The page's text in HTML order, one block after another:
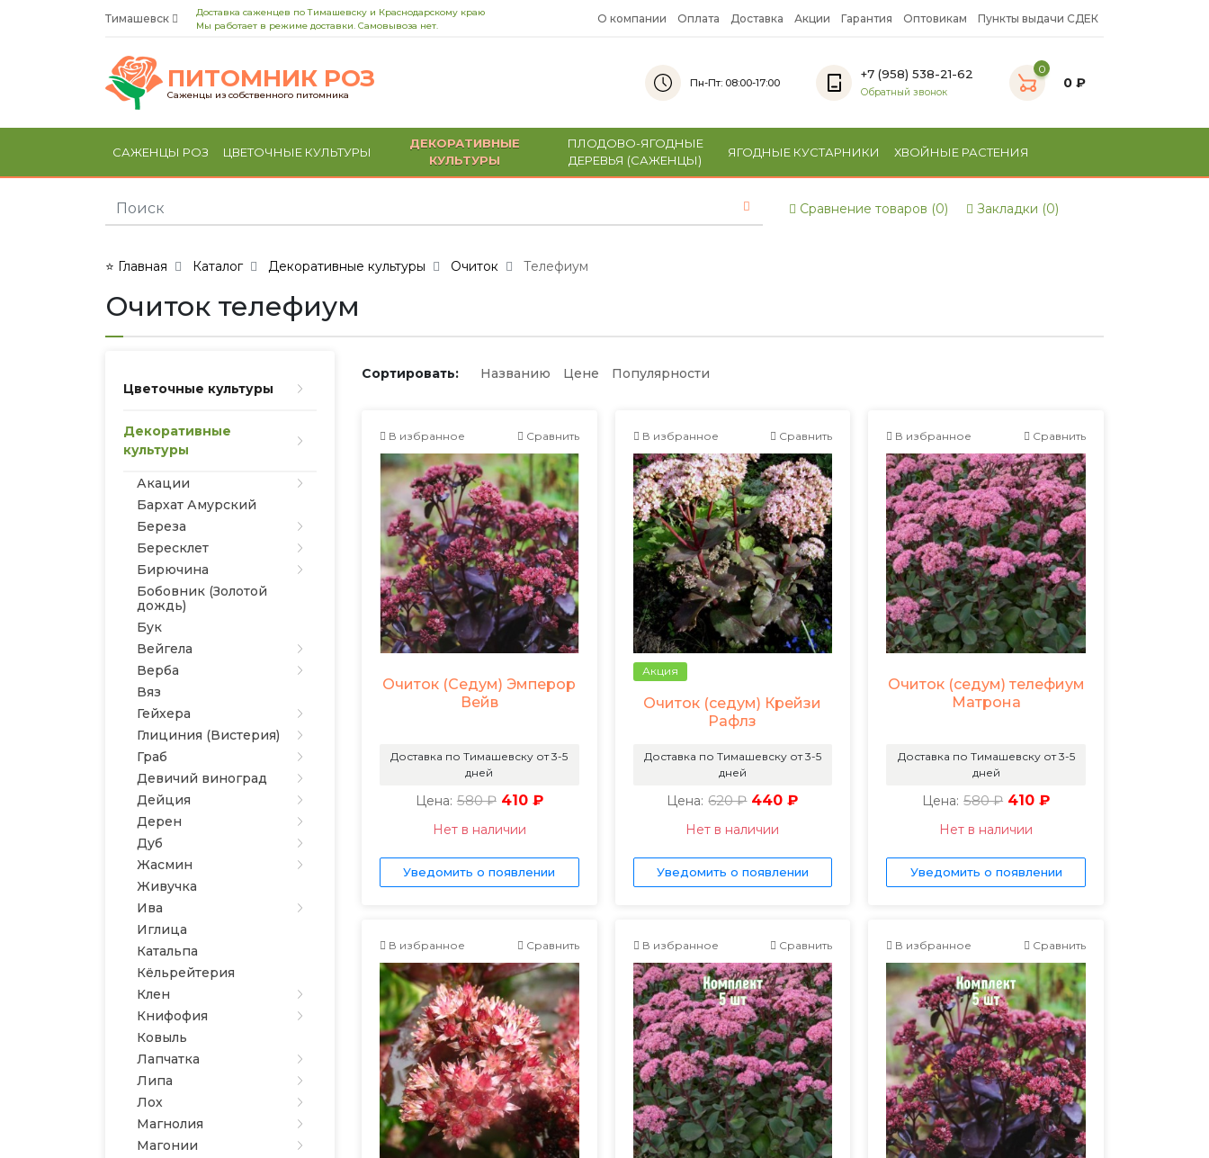
Тимашевск
Доставка саженцев по Тимашевску и Краснодарскому краю
Мы работает в режиме доставки. Самовывоза нет.
О компании Оплата Доставка Акции Гарантия Оптовикам Пункты выдачи СДЕК
ПИТОМНИК РОЗ
Саженцы из собственного питомника
Пн-Пт: 08:00-17:00
+7 (958) 538-21-62
Обратный звонок
0
0 ₽
САЖЕНЦЫ РОЗ ЦВЕТОЧНЫЕ КУЛЬТУРЫ
ДЕКОРАТИВНЫЕ
КУЛЬТУРЫ
ПЛОДОВО-ЯГОДНЫЕ
ДЕРЕВЬЯ (САЖЕНЦЫ)
ЯГОДНЫЕ КУСТАРНИКИ ХВОЙНЫЕ РАСТЕНИЯ
Сравнение товаров (0) Закладки (0)
⭐ Главная Каталог Декоративные культуры Очиток Телефиум
Очиток телефиум
Цветочные культуры
Декоративные
культуры
Акации
Бархат Амурский
Береза
Бересклет
Бирючина
Бобовник (Золотой
дождь)
Бук
Вейгела
Верба
Вяз
Гейхера
Глициния (Вистерия)
Граб
Девичий виноград
Дейция
Дерен
Дуб
Жасмин
Живучка
Ива
Иглица
Катальпа
Кёльрейтерия
Клен
Книфофия
Ковыль
Лапчатка
Липа
Лох
Магнолия
Магонии
Сортировать: Названию Цене Популярности
В избранное Сравнить
Очиток (Седум) Эмперор
Вейв
Доставка по Тимашевску от 3-5
дней
Цена: 580 ₽ 410 ₽
Нет в наличии
Уведомить о появлении
В избранное Сравнить
Акция
Очиток (седум) Крейзи
Рафлз
Доставка по Тимашевску от 3-5
дней
Цена: 620 ₽ 440 ₽
Нет в наличии
Уведомить о появлении
В избранное Сравнить
Очиток (седум) телефиум
Матрона
Доставка по Тимашевску от 3-5
дней
Цена: 580 ₽ 410 ₽
Нет в наличии
Уведомить о появлении
В избранное Сравнить В избранное Сравнить В избранное Сравнить